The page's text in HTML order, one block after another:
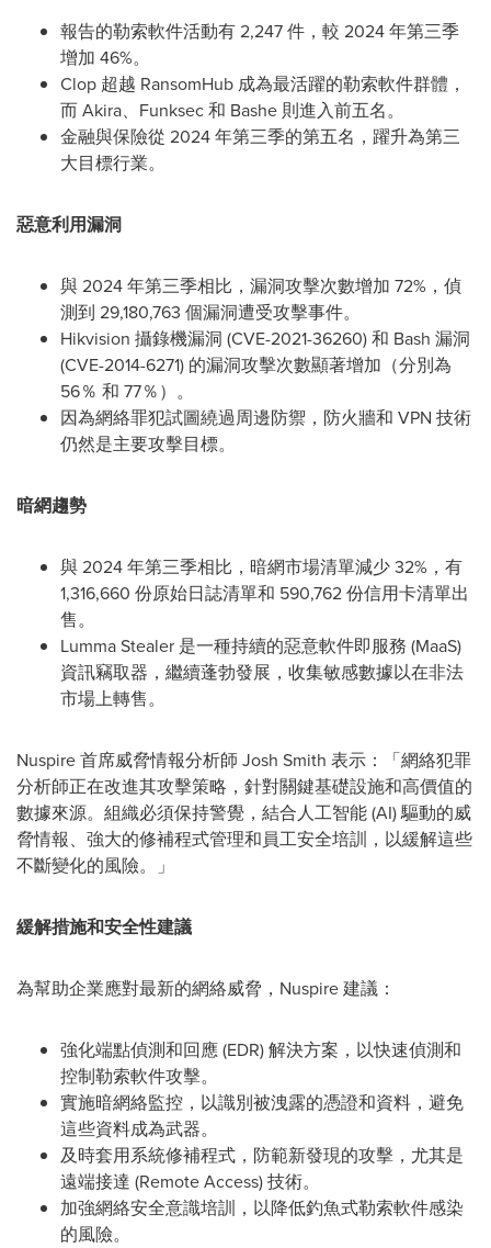
報告的勒索軟件活動有 2,247 件，較 2024 年第三季
增加 46%。
Clop 超越 RansomHub 成為最活躍的勒索軟件群體，
而 Akira、Funksec 和 Bashe 則進入前五名。
金融與保險從 2024 年第三季的第五名，躍升為第三
大目標行業。
惡意利用漏洞
與 2024 年第三季相比，漏洞攻擊次數增加 72%，偵
測到 29,180,763 個漏洞遭受攻擊事件。
Hikvision 攝錄機漏洞 (CVE-2021-36260) 和 Bash 漏洞
(CVE-2014-6271) 的漏洞攻擊次數顯著增加（分別為
56％ 和 77％）。
因為網絡罪犯試圖繞過周邊防禦，防火牆和 VPN 技術
仍然是主要攻擊目標。
暗網趨勢
與 2024 年第三季相比，暗網市場清單減少 32%，有
1,316,660 份原始日誌清單和 590,762 份信用卡清單出
售。
Lumma Stealer 是一種持續的惡意軟件即服務 (MaaS)
資訊竊取器，繼續蓬勃發展，收集敏感數據以在非法
市場上轉售。
Nuspire 首席威脅情報分析師 Josh Smith 表示：「網絡犯罪
分析師正在改進其攻擊策略，針對關鍵基礎設施和高價值的
數據來源。組織必須保持警覺，結合人工智能 (AI) 驅動的威
脅情報、強大的修補程式管理和員工安全培訓，以緩解這些
不斷變化的風險。」
緩解措施和安全性建議
為幫助企業應對最新的網絡威脅，Nuspire 建議：
強化端點偵測和回應 (EDR) 解決方案，以快速偵測和
控制勒索軟件攻擊。
實施暗網絡監控，以識別被洩露的憑證和資料，避免
這些資料成為武器。
及時套用系統修補程式，防範新發現的攻擊，尤其是
遠端接達 (Remote Access) 技術。
加強網絡安全意識培訓，以降低釣魚式勒索軟件感染
的風險。